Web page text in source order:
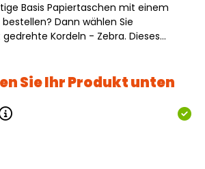
Basis Papiertaschen mit einem
Dann wählen Sie
Kordeln - Zebra. Dieses
Kraftpapier gefertigt.
ab Lager erhältlich. Das
Sie Ihr Produkt unten